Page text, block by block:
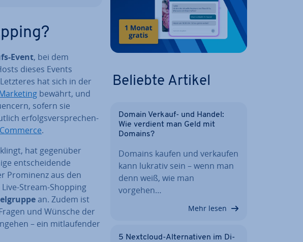
Event, bei dem
dieses Events
hat sich in der
bewährt, und
sofern sie
er­folgs­ver­spre­chen­
.
hat gegenüber
ent­schei­den­de
Prominenz aus den
Stream-Shopping
an. Zudem ist
und Wünsche der
– ein mit­lau­fen­der
Beliebte Artikel
Domain Verkauf- und Handel:
Wie verdient man Geld mit
Domains?
Domains kaufen und verkaufen
kann lukrativ sein – wenn man
denn weiß, wie man
vorgehen…
Mehr lesen
5 Nextcloud-Al­ter­na­ti­ven im Di­